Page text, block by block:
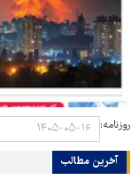
روزنامه:
آخرین مطالب